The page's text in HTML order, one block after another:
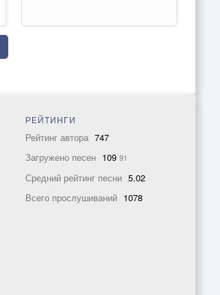
РЕЙТИНГИ
Рейтинг автора 747
Загружено песен 109 91
Средний рейтинг песни 5.02
Всего прослушиваний 1078